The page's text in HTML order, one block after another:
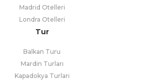
Madrid Otelleri
Londra Otelleri
Tur
Balkan Turu
Mardin Turları
Kapadokya Turları